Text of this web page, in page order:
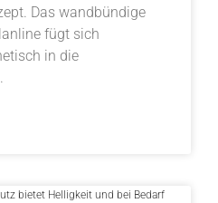
Das wandbündige
fügt sich
in die